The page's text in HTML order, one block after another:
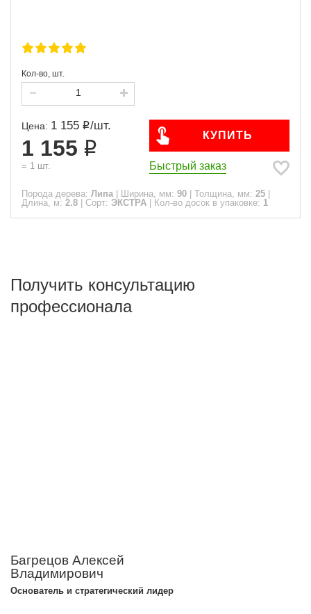
Кол-во, шт.
Цена: 1 155 /шт.
1 155
= 1 шт.
КУПИТЬ
Быстрый заказ
Порода дерева: Липа Ширина, мм: 90 Толщина, мм: 25
Длина, м: 2.8 Сорт: ЭКСТРА Кол-во досок в упаковке: 1
Получить консультацию
профессионала
Багрецов Алексей
Владимирович
Основатель и стратегический лидер